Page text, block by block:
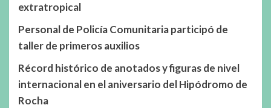
extratropical
Personal de Policía Comunitaria participó de
taller de primeros auxilios
Récord histórico de anotados y figuras de nivel
internacional en el aniversario del Hipódromo de
Rocha